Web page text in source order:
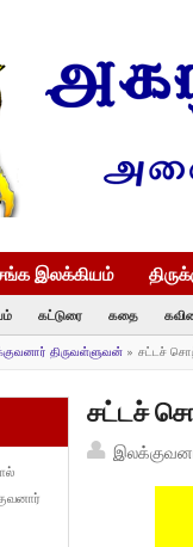
இலக்கியம்
கட்டுரை கதை
திருவள்ளுவன்» சட்டச்
சட்டச்